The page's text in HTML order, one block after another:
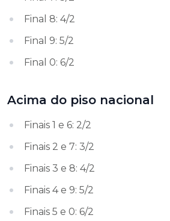
Final 8: 4/2
Final 9: 5/2
Final 0: 6/2
Acima do piso nacional
Finais 1 e 6: 2/2
Finais 2 e 7: 3/2
Finais 3 e 8: 4/2
Finais 4 e 9: 5/2
Finais 5 e 0: 6/2